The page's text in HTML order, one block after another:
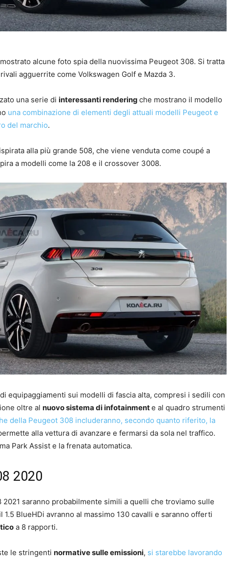
alcune foto spia della nuovissima Peugeot 308. Si tratta
agguerrite come Volkswagen Golf e Mazda 3.
una serie di interessanti rendering che mostrano il modello
una combinazione di elementi degli attuali modelli Peugeot e
del marchio.
alla più grande 508, che viene venduta come coupé a
a modelli come la 208 e il crossover 3008.
equipaggiamenti sui modelli di fascia alta, compresi i sedili con
oltre al nuovo sistema di infotainmente al quadro strumenti
della Peugeot 308 includeranno, secondo quanto riferito, la
alla vettura di avanzare e fermarsi da sola nel traffico.
Park Assist e la frenata automatica.
2020
saranno probabilmente simili a quelli che troviamo sulle
1.5 BlueHDi avranno al massimo 130 cavalli e saranno offerti
a 8 rapporti.
le stringenti normative sulle emissioni, si starebbe lavorando